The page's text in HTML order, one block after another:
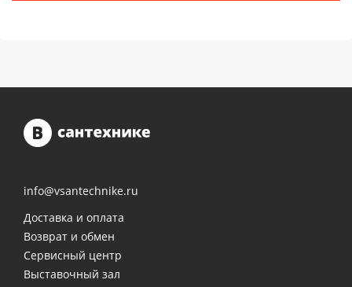
info@vsantechnike.ru
Доставка и оплата
Возврат и обмен
Сервисный центр
Выставочный зал